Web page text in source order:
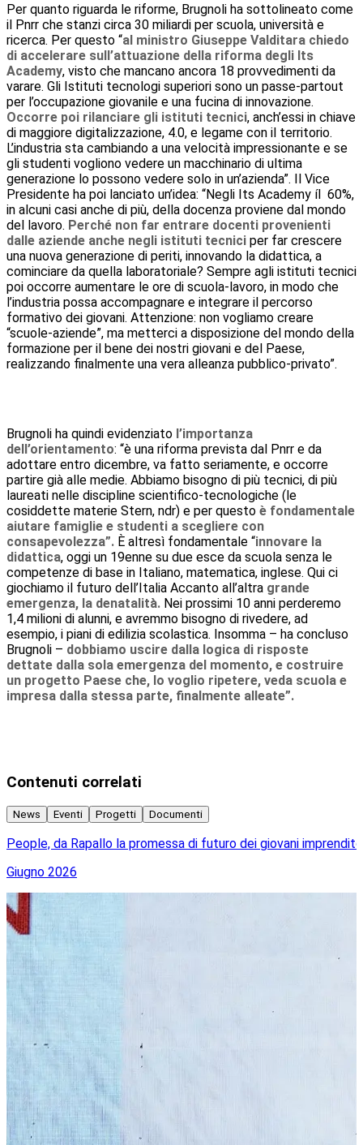
Per quanto riguarda le riforme, Brugnoli ha sottolineato come
il Pnrr che stanzi circa 30 miliardi per scuola, università e
ricerca. Per questo “al ministro Giuseppe Valditara chiedo
di accelerare sull’attuazione della riforma degli Its
Academy, visto che mancano ancora 18 provvedimenti da
varare. Gli Istituti tecnologi superiori sono un passe-partout
per l’occupazione giovanile e una fucina di innovazione.
Occorre poi rilanciare gli istituti tecnici, anch’essi in chiave
di maggiore digitalizzazione, 4.0, e legame con il territorio.
L’industria sta cambiando a una velocità impressionante e se
gli studenti vogliono vedere un macchinario di ultima
generazione lo possono vedere solo in un’azienda”. Il Vice
Presidente ha poi lanciato un’idea: “Negli Its Academy íl 60%,
in alcuni casi anche di più, della docenza proviene dal mondo
del lavoro. Perché non far entrare docenti provenienti
dalle aziende anche negli istituti tecnici per far crescere
una nuova generazione di periti, innovando la didattica, a
cominciare da quella laboratoriale? Sempre agli istituti tecnici
poi occorre aumentare le ore di scuola-lavoro, in modo che
l’industria possa accompagnare e integrare il percorso
formativo dei giovani. Attenzione: non vogliamo creare
“scuole-aziende”, ma metterci a disposizione del mondo della
formazione per il bene dei nostri giovani e del Paese,
realizzando finalmente una vera alleanza pubblico-privato”.
Brugnoli ha quindi evidenziato l’importanza
dell’orientamento: “è una riforma prevista dal Pnrr e da
adottare entro dicembre, va fatto seriamente, e occorre
partire già alle medie. Abbiamo bisogno di più tecnici, di più
laureati nelle discipline scientifico-tecnologiche (le
cosiddette materie Stern, ndr) e per questo è fondamentale
aiutare famiglie e studenti a scegliere con
consapevolezza”. È altresì fondamentale “innovare la
didattica, oggi un 19enne su due esce da scuola senza le
competenze di base in Italiano, matematica, inglese. Qui ci
giochiamo il futuro dell’Italia Accanto all’altra grande
emergenza, la denatalità. Nei prossimi 10 anni perderemo
1,4 milioni di alunni, e avremmo bisogno di rivedere, ad
esempio, i piani di edilizia scolastica. Insomma – ha concluso
Brugnoli – dobbiamo uscire dalla logica di risposte
dettate dalla sola emergenza del momento, e costruire
un progetto Paese che, lo voglio ripetere, veda scuola e
impresa dalla stessa parte, finalmente alleate”.
Contenuti correlati
News Eventi Progetti Documenti
People, da Rapallo la promessa di futuro dei giovani
Giugno 2026